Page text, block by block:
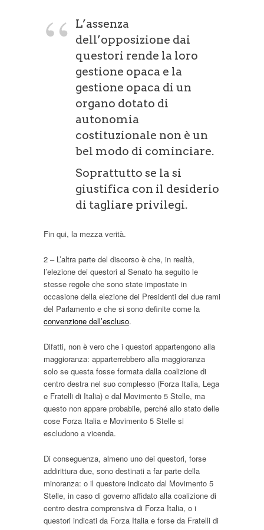
L’assenza
dell’opposizione dai
questori rende la loro
gestione opaca e la
gestione opaca di un
organo dotato di
autonomia
costituzionale non è un
bel modo di cominciare.
Soprattutto se la si
giustifica con il desiderio
di tagliare privilegi.
Fin qui, la mezza verità.
2 – L’altra parte del discorso è che, in realtà,
l’elezione dei questori al Senato ha seguito le
stesse regole che sono state impostate in
occasione della elezione dei Presidenti dei due rami
del Parlamento e che si sono definite come la
convenzione dell’escluso.
Difatti, non è vero che i questori appartengono alla
maggioranza: apparterrebbero alla maggioranza
solo se questa fosse formata dalla coalizione di
centro destra nel suo complesso (Forza Italia, Lega
e Fratelli di Italia) e dal Movimento 5 Stelle, ma
questo non appare probabile, perché allo stato delle
cose Forza Italia e Movimento 5 Stelle si
escludono a vicenda.
Di conseguenza, almeno uno dei questori, forse
addirittura due, sono destinati a far parte della
minoranza: o il questore indicato dal Movimento 5
Stelle, in caso di governo affidato alla coalizione di
centro destra comprensiva di Forza Italia, o i
questori indicati da Forza Italia e forse da Fratelli di